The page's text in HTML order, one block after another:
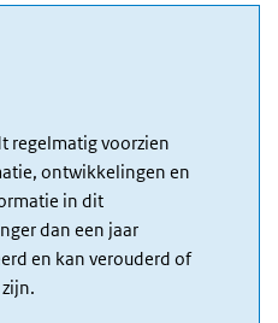
regelmatig voorzien
ontwikkelingen en
in dit
dan een jaar
en kan verouderd of